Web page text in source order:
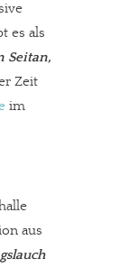
es als
Seitan,
Zeit
im
aus